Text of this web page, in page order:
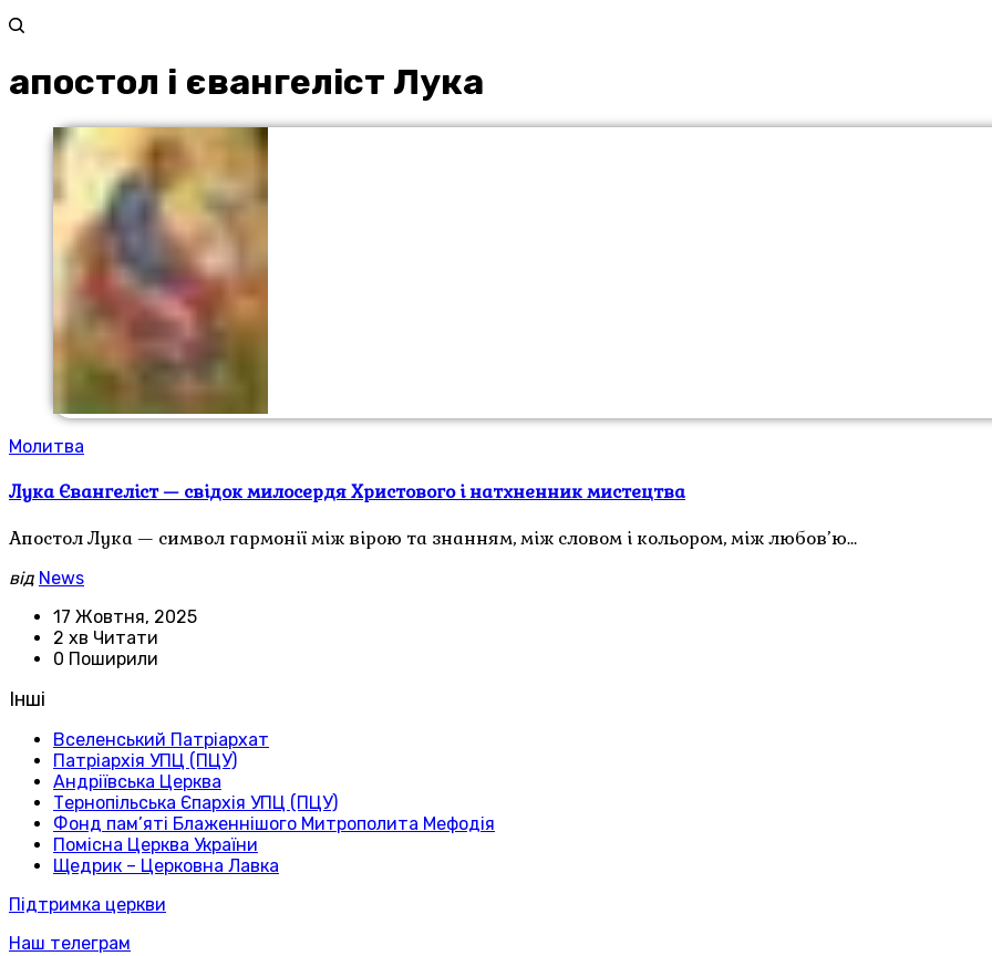
апостол і євангеліст Лука
Молитва
Лука Євангеліст — свідок милосердя Христового і натхненник мистецтва
Апостол Лука — символ гармонії між вірою та знанням, між словом і кольором, між любов’ю…
від News
17 Жовтня, 2025
2 хв Читати
0 Поширили
Інші
Вселенський Патріархат
Патріархія УПЦ (ПЦУ)
Андріївська Церква
Тернопільська Єпархія УПЦ (ПЦУ)
Фонд пам’яті Блаженнішого Митрополита Мефодія
Помісна Церква України
Щедрик – Церковна Лавка
Підтримка церкви
Наш телеграм